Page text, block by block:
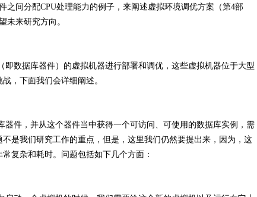
之间分配CPU处理能力的例子，来阐述虚拟环境调优方案（第4部
未来研究方向。
据库器件）的虚拟机器进行部署和调优，这些虚拟机器位于大型
，下面我们会详细阐述。
，并从这个器件当中获得一个可访问、可使用的数据库实例，需
是我们研究工作的重点，但是，这里我们仍然要提出来，因为，这
复杂和耗时。问题包括如下几个方面：